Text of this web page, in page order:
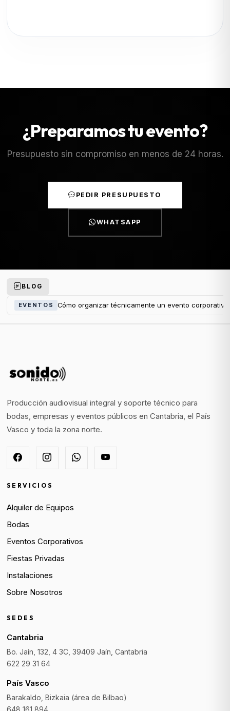
¿Preparamos tu evento?
Presupuesto sin compromiso en menos de 24 horas.
PEDIR PRESUPUESTO
WHATSAPP
BLOG
EVENTOS Cómo organizar técnicamente un evento
Producción audiovisual integral y soporte técnico para
bodas, empresas y eventos públicos en Cantabria, el País
Vasco y toda la zona norte.
SERVICIOS
Alquiler de Equipos
Bodas
Eventos Corporativos
Fiestas Privadas
Instalaciones
Sobre Nosotros
SEDES
Cantabria
Bo. Jaín, 132, 4 3C, 39409 Jaín, Cantabria
622 29 31 64
País Vasco
Barakaldo, Bizkaia (área de Bilbao)
648 161 894